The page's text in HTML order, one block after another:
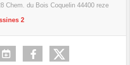
Chem. du Bois Coquelin 44400 reze
2